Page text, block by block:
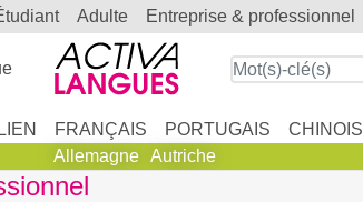
étudiant adulte entreprise & professionnel
FRANÇAIS PORTUGAIS CHINOIS
Allemagne Autriche